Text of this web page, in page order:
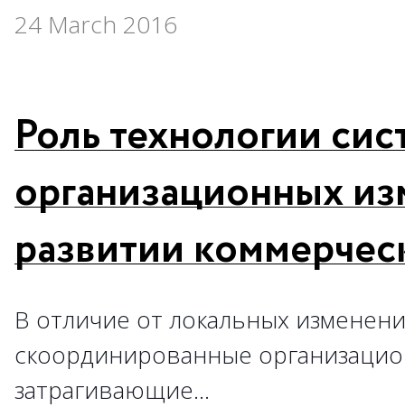
24 March 2016
Роль технологии
организационных
развитии
В отличие от локальных
скоординированные
затрагивающие…